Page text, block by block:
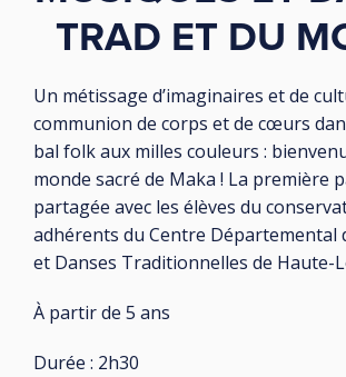
TRAD ET DU
Un métissage d’imaginaires et de
communion de corps et de cœurs
bal folk aux milles couleurs :
monde sacré de Maka ! La première
partagée avec les élèves du
adhérents du Centre Départemental
et Danses Traditionnelles de Haute-
À partir de 5 ans
Durée : 2h30